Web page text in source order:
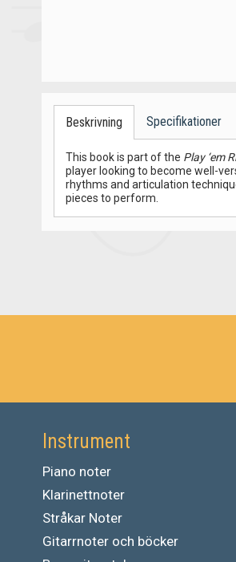
Beskrivning Specifikationer
This book is part of the Play ‘em
player looking to become well-
rhythms and articulation
pieces to perform.
Instrument
Piano noter
Klarinettnoter
Stråkar Noter
Gitarrnoter och böcker